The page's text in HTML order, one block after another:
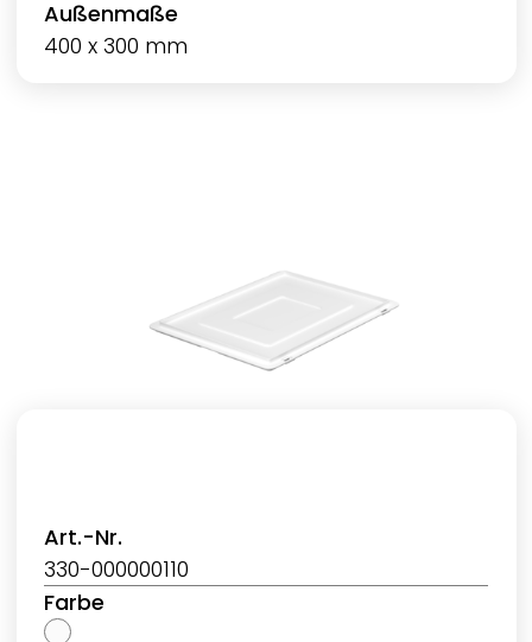
Außenmaße
400 x 300 mm
Art.-Nr.
330-000000110
Farbe